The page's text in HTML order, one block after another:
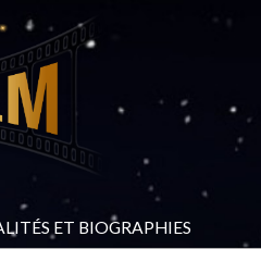
ET BIOGRAPHIES